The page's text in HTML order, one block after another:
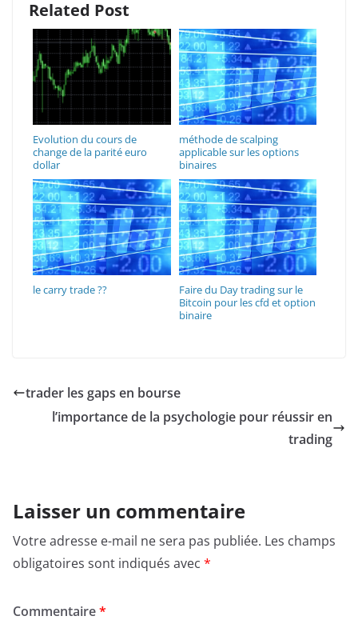
Related Post
Evolution du cours de
change de la parité euro
dollar
méthode de scalping
applicable sur les options
binaires
le carry trade ??
Faire du Day trading sur le
Bitcoin pour les cfd et option
binaire
trader les gaps en bourse
l’importance de la psychologie pour réussir en
trading
Laisser un commentaire
Votre adresse e-mail ne sera pas publiée. Les champs
obligatoires sont indiqués avec *
Commentaire*